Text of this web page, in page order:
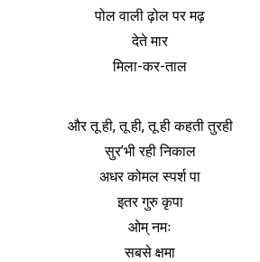
पोल वाली ढ़ोल पर मढ़
देते मार
मिला-कर-ताल
और तू ही, तू ही, तू ही कहती तुरही
सुर’भी रही निकाल
अधर कोमल स्पर्श पा
इतर गुरु कृपा
ओम् नमः
सबसे क्षमा